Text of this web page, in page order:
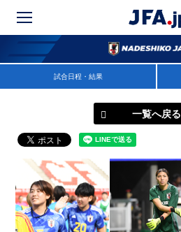
試合日程・結果
一覧へ戻る